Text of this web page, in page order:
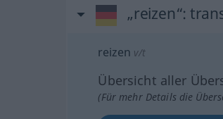
„reizen“:
reizen v/t
Übersicht aller
(Für mehr Details die